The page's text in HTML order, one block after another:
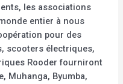
les associations
entier à nous
pour des
scooters électriques,
Rooder fourniront
Muhanga, Byumba,